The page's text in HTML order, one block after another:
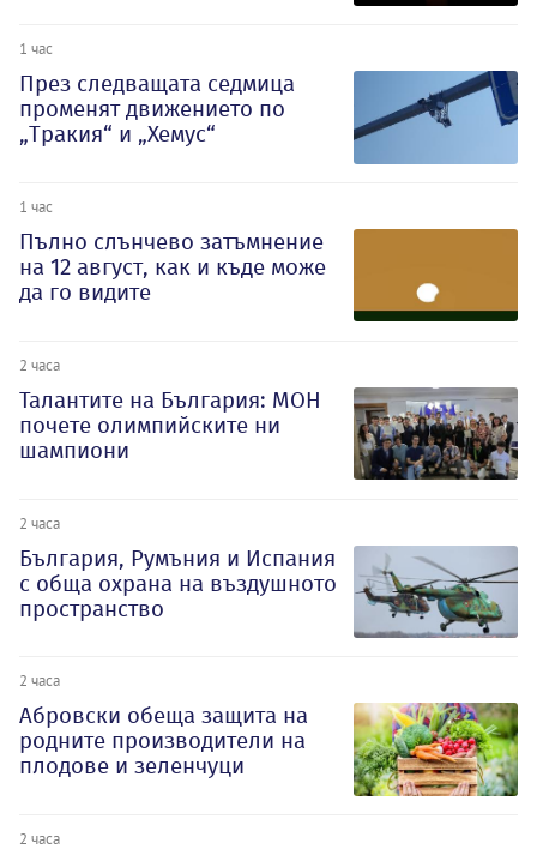
1 час
През следващата седмица
променят движението по
„Тракия“ и „Хемус“
1 час
Пълно слънчево затъмнение
на 12 август, как и къде може
да го видите
2 часа
Талантите на България: МОН
почете олимпийските ни
шампиони
2 часа
България, Румъния и Испания
с обща охрана на въздушното
пространство
2 часа
Абровски обеща защита на
родните производители на
плодове и зеленчуци
2 часа